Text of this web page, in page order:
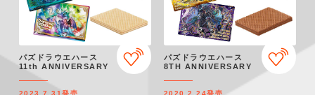
パズドラウエハース
11th ANNIVERSARY
2023.7.31発売
パズドラウエハース
8TH ANNIVERSARY
2020.2.24発売